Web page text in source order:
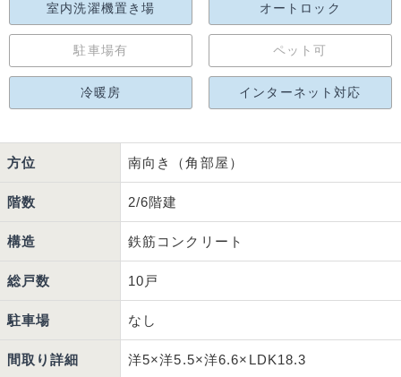
室内洗濯機置き場 オートロック
駐車場有 ペット可
冷暖房 インターネット対応
方位 南向き（角部屋）
階数 2/6階建
構造 鉄筋コンクリート
総戸数 10戸
駐車場 なし
間取り詳細 洋5×洋5.5×洋6.6×LDK18.3